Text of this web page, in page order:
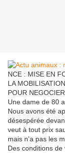
NCE : MISE EN
LA
POUR
Une dame de 80
Nous avons été
désespérée
veut à tout prix
mais n'a pas les
Des conditions